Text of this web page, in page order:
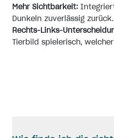
Mehr Sichtbarkeit:
Dunkeln zuverlässig zurück.
Rechts-Links-
Tierbild spielerisch,